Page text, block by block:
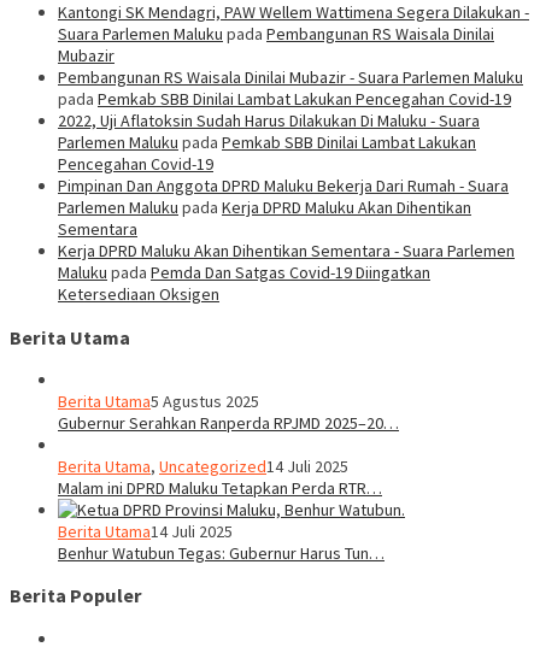
Kantongi SK Mendagri, PAW Wellem Wattimena Segera Dilakukan -
Suara Parlemen Maluku pada Pembangunan RS Waisala Dinilai
Mubazir
Pembangunan RS Waisala Dinilai Mubazir - Suara Parlemen Maluku
pada Pemkab SBB Dinilai Lambat Lakukan Pencegahan Covid-19
2022, Uji Aflatoksin Sudah Harus Dilakukan Di Maluku - Suara
Parlemen Maluku pada Pemkab SBB Dinilai Lambat Lakukan
Pencegahan Covid-19
Pimpinan Dan Anggota DPRD Maluku Bekerja Dari Rumah - Suara
Parlemen Maluku pada Kerja DPRD Maluku Akan Dihentikan
Sementara
Kerja DPRD Maluku Akan Dihentikan Sementara - Suara Parlemen
Maluku pada Pemda Dan Satgas Covid-19 Diingatkan
Ketersediaan Oksigen
Berita Utama
Berita Utama5 Agustus 2025
Gubernur Serahkan Ranperda RPJMD 2025–20…
Berita Utama, Uncategorized14 Juli 2025
Malam ini DPRD Maluku Tetapkan Perda RTR…
Berita Utama14 Juli 2025
Benhur Watubun Tegas: Gubernur Harus Tun…
Berita Populer